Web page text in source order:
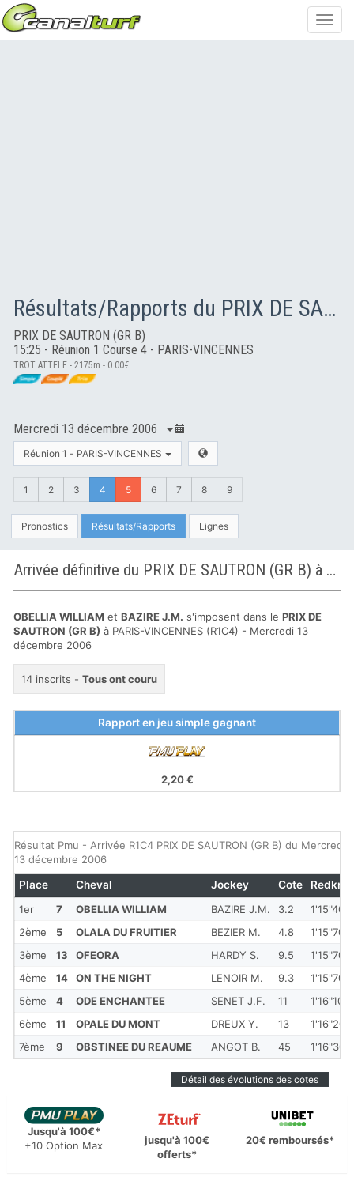
Résultats/Rapports du PRIX DE SAUTRON (GR B)
PRIX DE SAUTRON (GR B)
15:25 - Réunion 1 Course 4 - PARIS-VINCENNES
TROT ATTELE - 2175m - 0.00€
Mercredi 13 décembre 2006
Réunion 1 - PARIS-VINCENNES
1 2 3 4 5 6 7 8 9
Pronostics Résultats/Rapports Lignes
Arrivée définitive du PRIX DE SAUTRON (GR B) à PARIS-VINCENNES
OBELLIA WILLIAM et BAZIRE J.M. s'imposent dans le PRIX DE
SAUTRON (GR B) à PARIS-VINCENNES (R1C4) - Mercredi 13
décembre 2006
14 inscrits - Tous ont couru
Rapport en jeu simple gagnant
2,20 €
Résultat Pmu - Arrivée R1C4 PRIX DE SAUTRON (GR B) du Mercredi
13 décembre 2006
1er 7 OBELLIA WILLIAM BAZIRE J.M. 3.2
1'15"40
2ème
5 OLALA DU FRUITIER BEZIER M. 4.8
1'15"70
3ème
13 OFEORA HARDY S. 9.5
1'15"70
4ème
14 ON THE NIGHT LENOIR M. 9.3
1'15"70
5ème
4 ODE ENCHANTEE SENET J.F. 11
1'16"10
6ème
11 OPALE DU MONT DREUX Y. 13
1'16"20
7ème
9 OBSTINEE DU REAUME ANGOT B. 45 1'16"30
Place Cheval Jockey Cote Redkm
Détail des évolutions des cotes
Jusqu'à 100€*
+10 Option Max
jusqu'à 100€
offerts*
20€ remboursés*